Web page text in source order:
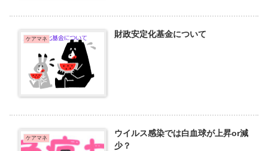
ケアマネ 財政安定化基金について
ケアマネ
ウイルス感染では白血球が上昇or減
少？